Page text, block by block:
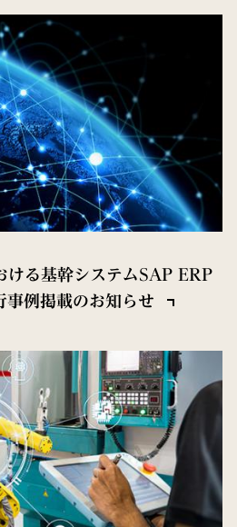
ける基幹システムSAP ERP
例掲載のお知らせ